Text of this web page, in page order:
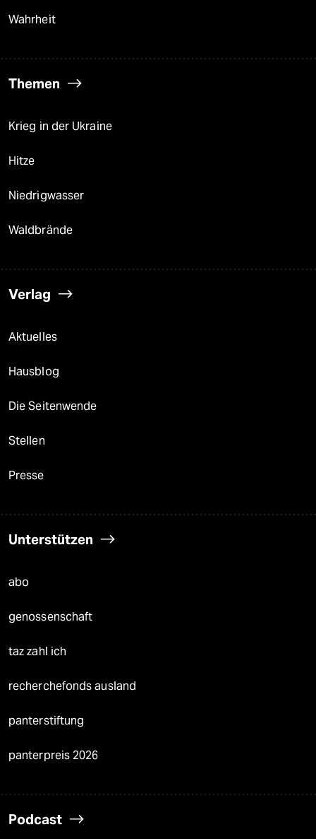
Wahrheit
Themen
Krieg in der Ukraine
Hitze
Niedrigwasser
Waldbrände
Verlag
Aktuelles
Hausblog
Die Seitenwende
Stellen
Presse
Unterstützen
abo
genossenschaft
taz zahl ich
recherchefonds ausland
panterstiftung
panterpreis 2026
Podcast